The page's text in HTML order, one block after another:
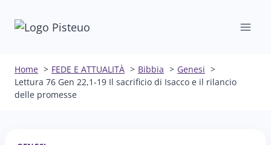
Home FEDE E ATTUALITÀ Bibbia
Genesi
Lettura 76 Gen 22,1-19 Il sacrificio di Isacco e il rilancio
delle promesse